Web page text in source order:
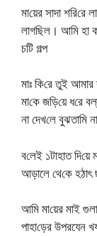
মা‌য়ের সাদা শ‌রি‌রে
লাগ‌ছিল। আ‌মি হা
চটি গল্প
মাঃ কি‌রে তুই আমার
মা‌কে জ‌ড়ি‌য়ে ধ‌রে
না দেখ‌লে বুঝতা‌মি
ব‌লেই ১টাহাত দি‌য়ে
আড়ালে থে‌কে হঠাৎ
আ‌মি মা‌য়ের মাই
পাহ‌া‌ড়ের উপরযেন